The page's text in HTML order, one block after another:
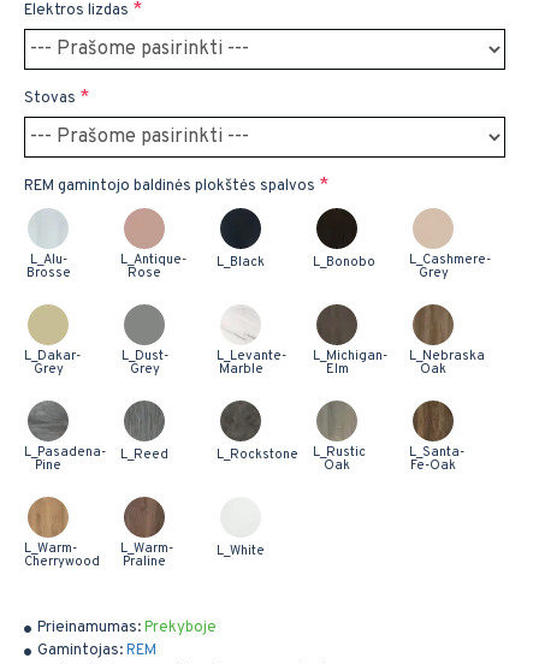
Prieinamumas:Prekyboje
Gamintojas:REM
Elektros lizdas
Stovas
REM gamintojo baldinės plokštės spalvos
L_Alu-
Brosse
L_Antique-
Rose
L_Black L_Bonobo L_Cashmere-
Grey
L_Dakar-
Grey
L_Dust-
Grey
L_Levante-
Marble
L_Michigan-
Elm
L_Nebraska
Oak
L_Pasadena-
Pine
L_Reed L_Rockstone L_Rustic
Oak
L_Santa-
Fe-Oak
L_Warm-
Cherrywood
L_Warm-
Praline
L_White